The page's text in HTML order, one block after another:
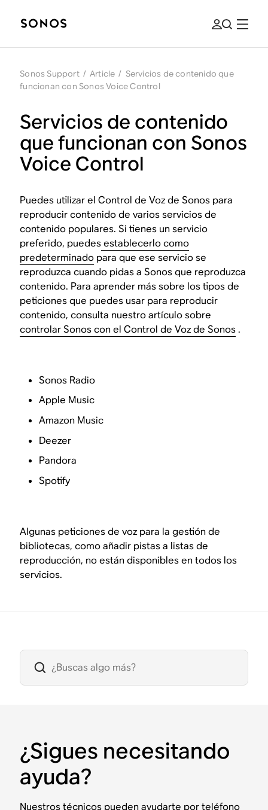
Sonos Support / Article / Servicios de contenido que
funcionan con Sonos Voice Control
Servicios de contenido
que funcionan con Sonos
Voice Control
Puedes utilizar el Control de Voz de Sonos para
reproducir contenido de varios servicios de
contenido populares. Si tienes un servicio
preferido, puedesestablecerlo como
predeterminado para que ese servicio se
reproduzca cuando pidas a Sonos que reproduzca
contenido. Para aprender más sobre los tipos de
peticiones que puedes usar para reproducir
contenido, consulta nuestro artículo sobre
controlar Sonos con el Control de Voz de Sonos.
Sonos Radio
Apple Music
Amazon Music
Deezer
Pandora
Spotify
Algunas peticiones de voz para la gestión de
bibliotecas, como añadir pistas a listas de
reproducción, no están disponibles en todos los
servicios.
¿Sigues necesitando
ayuda?
Nuestros técnicos pueden ayudarte por teléfono